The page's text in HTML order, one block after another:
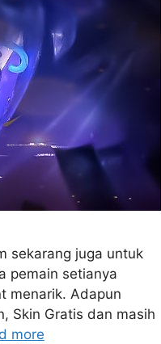
sekarang juga untuk
pemain setianya
menarik. Adapun
Skin Gratis dan masih
more